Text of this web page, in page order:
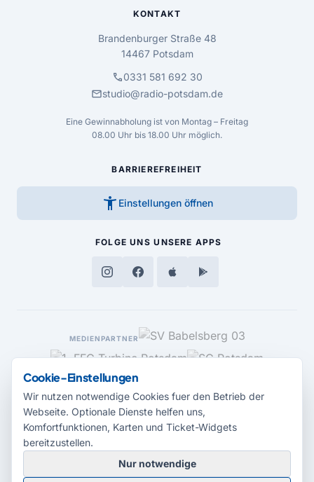
KONTAKT
Brandenburger Straße 48
14467 Potsdam
call0331 581 692 30
mailstudio@radio-potsdam.de
Eine Gewinnabholung ist von Montag – Freitag
08.00 Uhr bis 18.00 Uhr möglich.
BARRIEREFREIHEIT
accessibility_new Einstellungen öffnen
FOLGE UNS UNSERE APPS
MEDIENPARTNER
© 2026 Radio Potsdam. Webseite entwickelt durch dieMedienagentur
Cookie-Einstellungen
Wir nutzen notwendige Cookies fuer den Betrieb der
Webseite. Optionale Dienste helfen uns,
Komfortfunktionen, Karten und Ticket-Widgets
bereitzustellen.
Nur notwendige